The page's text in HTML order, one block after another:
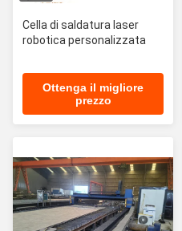
Cella di saldatura laser
robotica personalizzata
Ottenga il migliore
prezzo